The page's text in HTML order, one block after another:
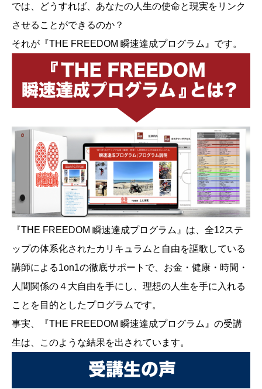
では、どうすれば、あなたの人生の使命と現実をリンク
させることができるのか？
それが『THE FREEDOM 瞬速達成プログラム』です。
『THE FREEDOM 瞬速達成プログラム』は、全12ステ
ップの体系化されたカリキュラムと自由を謳歌している
講師による1on1の徹底サポートで、お金・健康・時間・
人間関係の４大自由を手にし、理想の人生を手に入れる
ことを目的としたプログラムです。
事実、『THE FREEDOM 瞬速達成プログラム』の受講
生は、このような結果を出されています。